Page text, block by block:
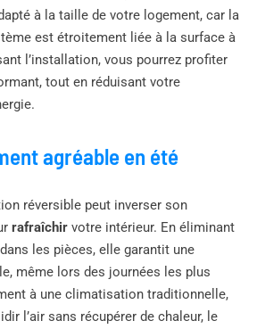
à la taille de votre logement, car la
est étroitement liée à la surface à
l’installation, vous pourrez profiter
tout en réduisant votre
agréable en été
réversible peut inverser son
rafraîchir votre intérieur. En éliminant
les pièces, elle garantit une
même lors des journées les plus
à une climatisation traditionnelle,
l’air sans récupérer de chaleur, le